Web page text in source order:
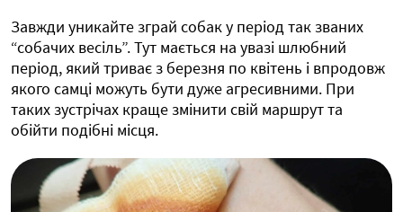
Завжди уникайте зграй собак у період так званих
“собачих весіль”. Тут мається на увазі шлюбний
період, який триває з березня по квітень і впродовж
якого самці можуть бути дуже агресивними. При
таких зустрічах краще змінити свій маршрут та
обійти подібні місця.